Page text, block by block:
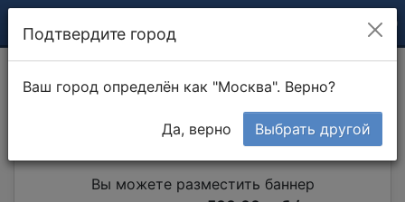
Разборка мебели
Вы можете разместить баннер
Подтвердите город
Ваш город определён как "Москва". Верно?
Да, верно Выбрать другой